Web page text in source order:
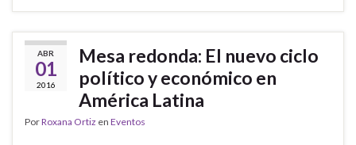
ABR
01
2016
Mesa redonda: El nuevo ciclo
político y económico en
América Latina
PorRoxana Ortiz en Eventos